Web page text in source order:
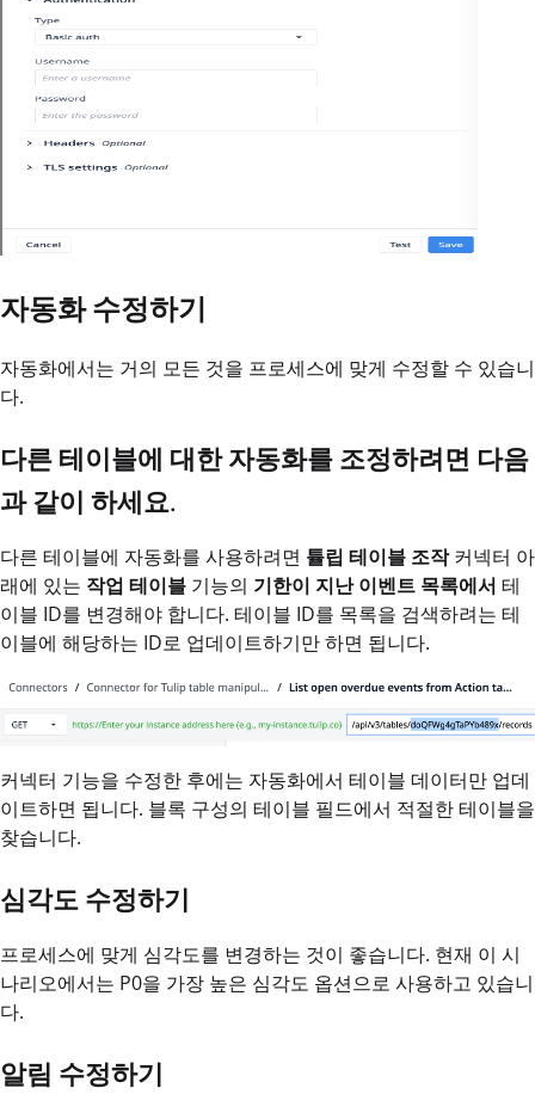
자동화 수정하기
자동화에서는 거의 모든 것을 프로세스에 맞게 수정할 수 있습니
다.
다른 테이블에 대한 자동화를 조정하려면 다음
과 같이 하세요.
다른 테이블에 자동화를 사용하려면 튤립 테이블 조작커넥터 아
래에 있는 작업 테이블 기능의 기한이 지난 이벤트 목록에서 테
이블 ID를 변경해야 합니다. 테이블 ID를 목록을 검색하려는 테
이블에 해당하는 ID로 업데이트하기만 하면 됩니다.
커넥터 기능을 수정한 후에는 자동화에서 테이블 데이터만 업데
이트하면 됩니다. 블록 구성의 테이블 필드에서 적절한 테이블을
찾습니다.
심각도 수정하기
프로세스에 맞게 심각도를 변경하는 것이 좋습니다. 현재 이 시
나리오에서는 P0을 가장 높은 심각도 옵션으로 사용하고 있습니
다.
알림 수정하기